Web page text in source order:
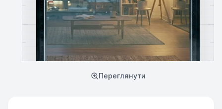
Переглянути